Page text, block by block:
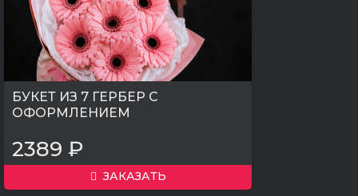
БУКЕТ ИЗ 7 ГЕРБЕР С
ОФОРМЛЕНИЕМ
2389 ₽
ЗАКАЗАТЬ